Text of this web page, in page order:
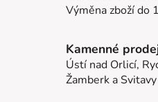
Výměna zboží do
Kamenné
Ústí nad Orlicí,
Žamberk a Svitavy